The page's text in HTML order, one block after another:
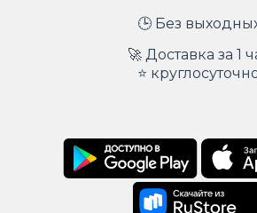
🕒 Без
🚀 Доставка за 1
⭐